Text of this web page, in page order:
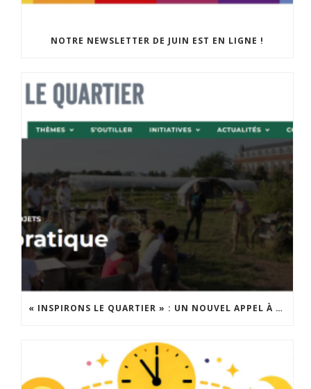
NOTRE NEWSLETTER DE JUIN EST EN LIGNE !
« INSPIRONS LE QUARTIER » : UN NOUVEL APPEL À PROJETS EST LANCÉ !